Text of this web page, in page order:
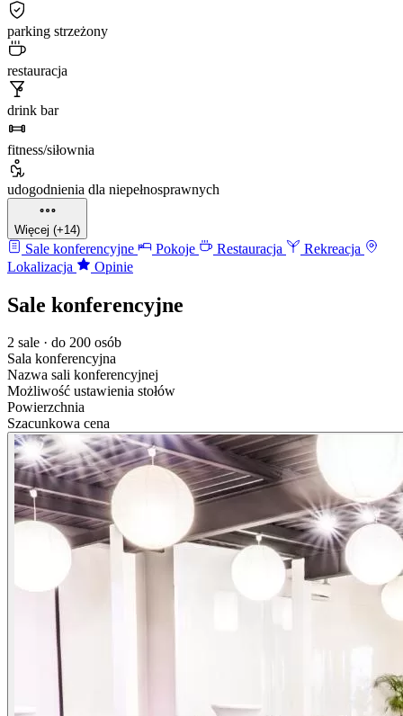
parking strzeżony
restauracja
drink bar
fitness/siłownia
udogodnienia dla niepełnosprawnych
Więcej (+14)
Sale konferencyjne Pokoje Restauracja
Rekreacja
Lokalizacja
Opinie
Sale konferencyjne
2 sale · do 200 osób
Sala konferencyjna
Nazwa sali konferencyjnej
Możliwość ustawienia stołów
Powierzchnia
Szacunkowa cena